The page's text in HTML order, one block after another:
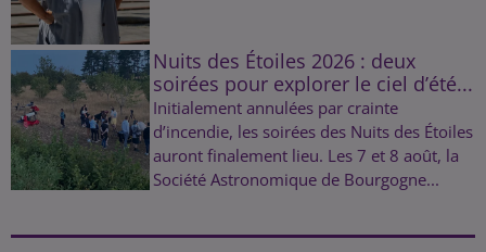
Nuits des Étoiles 2026 : deux
soirées pour explorer le ciel d’été...
Initialement annulées par crainte
d’incendie, les soirées des Nuits des Étoiles
auront finalement lieu. Les 7 et 8 août, la
Société Astronomique de Bourgogne...